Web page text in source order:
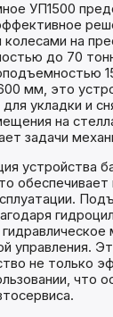
УП1500
на
до 70
мм, это
укладки и
на
задачи
устройства
управления.
не только
что